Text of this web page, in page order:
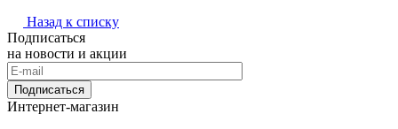
Назад к списку
Подписаться
на новости и акции
Подписаться
Интернет-магазин